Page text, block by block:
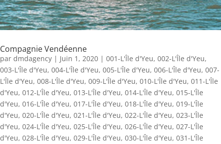
Compagnie Vendéenne
par dmdagency | Juin 1, 2020 | 001-L'Île d'Yeu, 002-L'Île d'Yeu,
003-L'Île d'Yeu, 004-L'Île d'Yeu, 005-L'Île d'Yeu, 006-L'Île d'Yeu, 007-
L'Île d'Yeu, 008-L'Île d'Yeu, 009-L'Île d'Yeu, 010-L'Île d'Yeu, 011-L'Île
d'Yeu, 012-L'Île d'Yeu, 013-L'Île d'Yeu, 014-L'Île d'Yeu, 015-L'Île
d'Yeu, 016-L'Île d'Yeu, 017-L'Île d'Yeu, 018-L'Île d'Yeu, 019-L'Île
d'Yeu, 020-L'Île d'Yeu, 021-L'Île d'Yeu, 022-L'Île d'Yeu, 023-L'Île
d'Yeu, 024-L'Île d'Yeu, 025-L'Île d'Yeu, 026-L'Île d'Yeu, 027-L'Île
d'Yeu, 028-L'Île d'Yeu, 029-L'Île d'Yeu, 030-L'Île d'Yeu, 031-L'Île